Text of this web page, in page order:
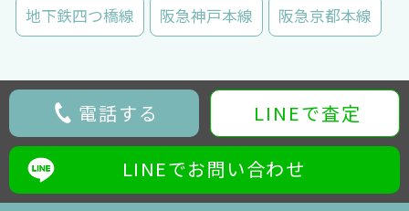
地下鉄四つ橋線 阪急神戸本線 阪急京都本線
電話する LINEで査定
LINEでお問い合わせ